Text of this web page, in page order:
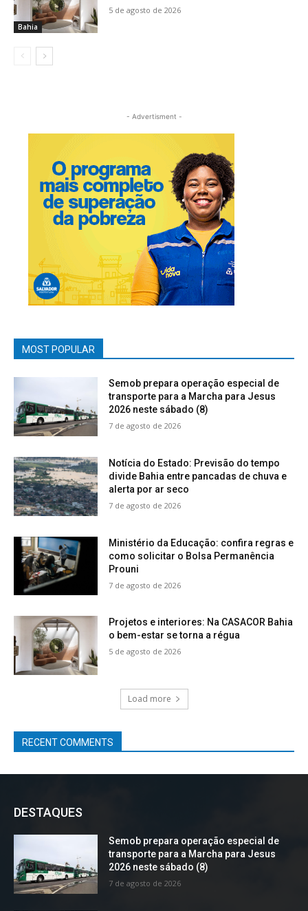
Bahia
5 de agosto de 2026
- Advertisment -
MOST POPULAR
Semob prepara operação especial de
transporte para a Marcha para Jesus
2026 neste sábado (8)
7 de agosto de 2026
Notícia do Estado: Previsão do tempo
divide Bahia entre pancadas de chuva e
alerta por ar seco
7 de agosto de 2026
Ministério da Educação: confira regras e
como solicitar o Bolsa Permanência
Prouni
7 de agosto de 2026
Projetos e interiores: Na CASACOR Bahia
o bem-estar se torna a régua
5 de agosto de 2026
Load more
RECENT COMMENTS
DESTAQUES
Semob prepara operação especial de
transporte para a Marcha para Jesus
2026 neste sábado (8)
7 de agosto de 2026